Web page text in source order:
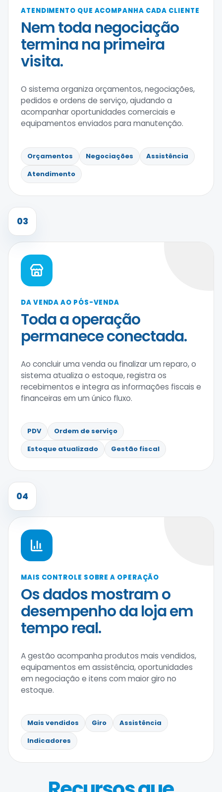
ATENDIMENTO QUE ACOMPANHA CADA CLIENTE
Nem toda negociação
termina na primeira
visita.
O sistema organiza orçamentos, negociações,
pedidos e ordens de serviço, ajudando a
acompanhar oportunidades comerciais e
equipamentos enviados para manutenção.
Orçamentos Negociações
Assistência
Atendimento
03
DA VENDA AO PÓS-VENDA
Toda a operação
permanece conectada.
Ao concluir uma venda ou finalizar um reparo, o
sistema atualiza o estoque, registra os
recebimentos e integra as informações fiscais e
financeiras em um único fluxo.
PDV
Ordem de serviço
Estoque atualizado
Gestão fiscal
04
MAIS CONTROLE SOBRE A OPERAÇÃO
Os dados mostram o
desempenho da loja em
tempo real.
A gestão acompanha produtos mais vendidos,
equipamentos em assistência, oportunidades
em negociação e itens com maior giro no
estoque.
Mais vendidos Giro
Assistência
Indicadores